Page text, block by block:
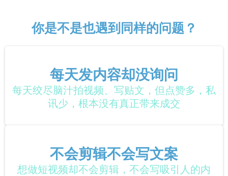
你是不是也遇到同样的问题？
每天发内容却没询问
每天绞尽脑汁拍视频、写贴文，但点赞多，私
讯少，根本没有真正带来成交
不会剪辑不会写文案
想做短视频却不会剪辑，不会写吸引人的内